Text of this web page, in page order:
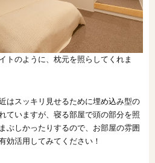
トのように、枕元を照らしてくれま
はスッキリ見せるために埋め込み型の
ていますが、寝る部屋で頭の部分を照
ぶしかったりするので、お部屋の雰囲
効活用してみてください！